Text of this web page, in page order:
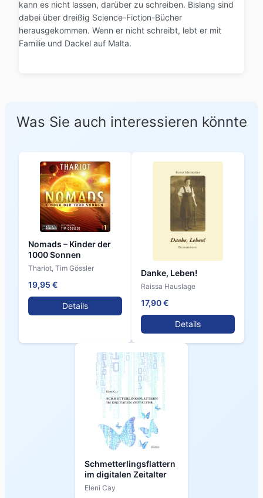
kann es nicht lassen, darüber zu schreiben. Bislang sind
dabei über dreißig Science-Fiction-Bücher
herausgekommen. Wenn er nicht schreibt, lebt er mit
Familie und Dackel auf Malta.
Was Sie auch interessieren könnte
Nomads – Kinder der
1000 Sonnen
Thariot, Tim Gössler
19,95 €
Details
Danke, Leben!
Raissa Hauslage
17,90 €
Details
Schmetterlingsflattern
im digitalen Zeitalter
Eleni Cay